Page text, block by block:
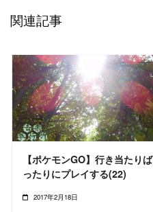
関連記事
READ MORE
【ポケモンGO】行き当たりば
ったりにプレイする(22)
2017年2月18日